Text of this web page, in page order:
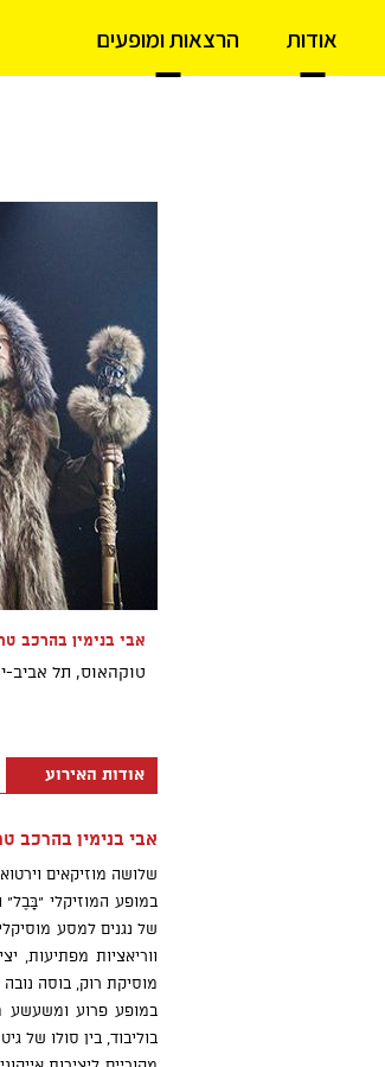
אודות הרצאות ומופעים